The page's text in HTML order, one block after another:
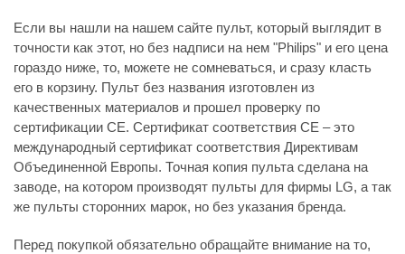
Если вы нашли на нашем сайте пульт, который выглядит в
точности как этот, но без надписи на нем "Philips" и его цена
гораздо ниже, то, можете не сомневаться, и сразу класть
его в корзину. Пульт без названия изготовлен из
качественных материалов и прошел проверку по
сертификации CE. Сертификат соответствия СЕ – это
международный сертификат соответствия Директивам
Объединенной Европы. Точная копия пульта сделана на
заводе, на котором производят пульты для фирмы LG, а так
же пульты сторонних марок, но без указания бренда.
Перед покупкой обязательно обращайте внимание на то,